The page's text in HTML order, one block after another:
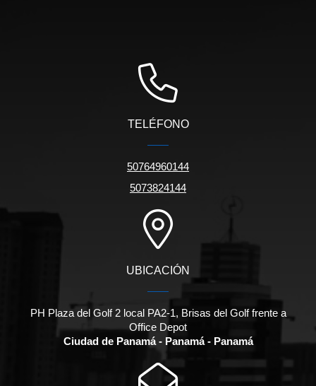
TELÉFONO
50764960144
5073824144
UBICACIÓN
PH Plaza del Golf 2 local PA2-1, Brisas del Golf frente a
Office Depot
Ciudad de Panamá - Panamá - Panamá